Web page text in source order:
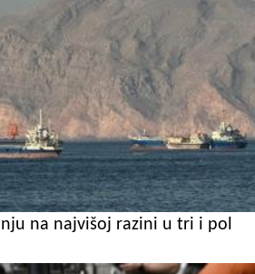
na najvišoj razini u tri i pol